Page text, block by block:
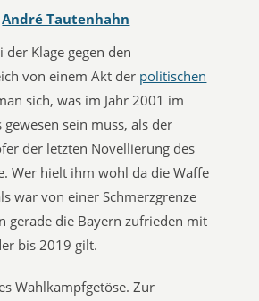
André Tautenhahn
Klage gegen den
von einem Akt der politischen
sich, was im Jahr 2001 im
sein muss, als der
der letzten Novellierung des
Wer hielt ihm wohl da die Waffe
war von einer Schmerzgrenze
gerade die Bayern zufrieden mit
bis 2019 gilt.
Wahlkampfgetöse. Zur